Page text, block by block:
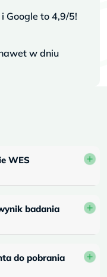
Google to 4,9/5!
w dniu
WES
badania
do pobrania